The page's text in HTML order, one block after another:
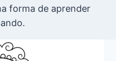
forma de aprender